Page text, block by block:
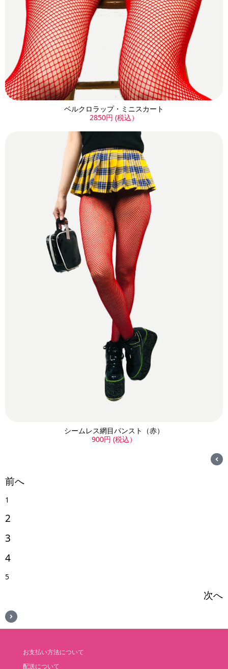
ベルクロラップ・ミニスカート
2850円 (税込）
シームレス網目パンスト（赤）
900円 (税込）
前へ
1
2
3
4
5
次へ
お支払い方法について
配送について